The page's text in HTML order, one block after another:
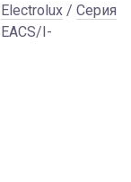
Electrolux / Серия
I-